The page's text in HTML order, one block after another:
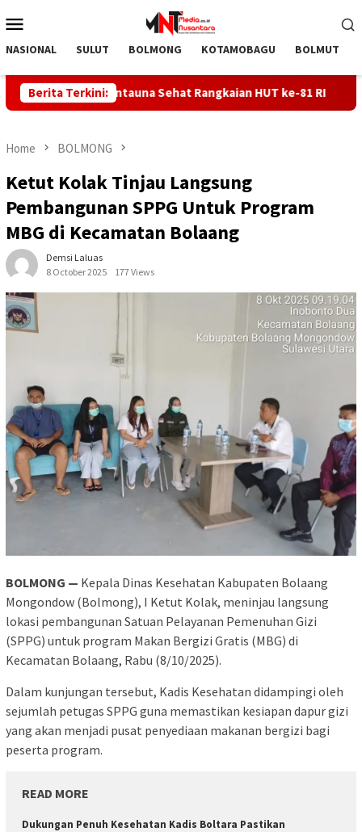
to
Menu
NASIONAL SULUT BOLMONG KOTAMOBAGU BOLMUT
Berita Terkini:
Bintauna Sehat Rangkaian HUT ke-81 RI Genarasi
Home BOLMONG
Ketut Kolak Tinjau Langsung
Pembangunan SPPG Untuk Program
MBG di Kecamatan Bolaang
Demsi Laluas
8 October 2025
177 Views
BOLMONG — Kepala Dinas Kesehatan Kabupaten Bolaang
Mongondow (Bolmong), I Ketut Kolak, meninjau langsung
lokasi pembangunan Satuan Pelayanan Pemenuhan Gizi
(SPPG) untuk program Makan Bergizi Gratis (MBG) di
Kecamatan Bolaang, Rabu (8/10/2025).
Dalam kunjungan tersebut, Kadis Kesehatan didampingi oleh
sejumlah petugas SPPG guna memastikan kesiapan dapur gizi
yang akan menjadi pusat penyediaan makanan bergizi bagi
peserta program.
READ MORE
Dukungan Penuh Kesehatan Kadis Boltara Pastikan